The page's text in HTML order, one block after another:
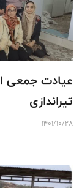
عیادت جمعی
تیراندازی
1401/10/28